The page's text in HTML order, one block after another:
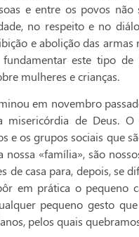
e entre os povos
no respeito e no
e abolição das armas
este tipo
mulheres e crianças.
em novembro
de Deus.
e os grupos sociais que
«família», são
de casa para, depois, se
em prática o
pequeno gesto
pelos quais